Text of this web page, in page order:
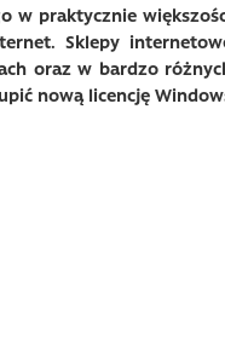
w praktycznie
Sklepy
oraz w bardzo
nową licencję